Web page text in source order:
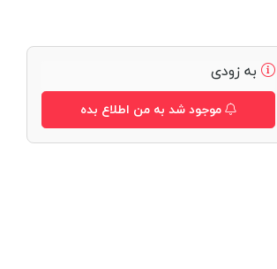
به زودی
موجود شد به من اطلاع بده